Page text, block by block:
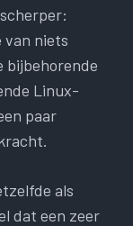
van niets
bijbehorende
Linux-
paar
als
dat een zeer